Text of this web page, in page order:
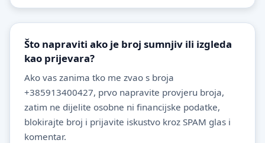
Što napraviti ako je broj sumnjiv ili izgleda
kao prijevara?
Ako vas zanima tko me zvao s broja
+385913400427, prvo napravite provjeru broja,
zatim ne dijelite osobne ni financijske podatke,
blokirajte broj i prijavite iskustvo kroz SPAM glas i
komentar.